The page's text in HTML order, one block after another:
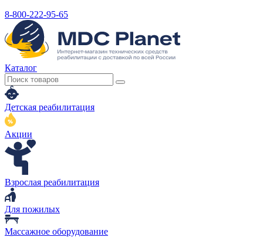
8-800-222-95-65
Каталог
Детская реабилитация
Акции
Взрослая реабилитация
Для пожилых
Массажное оборудование